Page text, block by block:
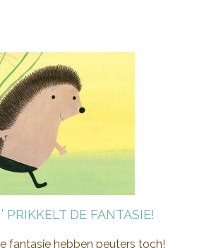
PRIKKELT DE FANTASIE!
fantasie hebben peuters toch!